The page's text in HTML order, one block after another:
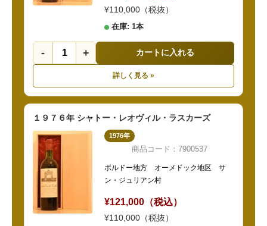
¥110,000（税抜）
在庫: 1本
- + カートに入れる
詳しく見る »
１９７６年 シャトー・レオヴィル・ラスカーズ
1976年
商品コード：7900537
ボルドー地方 オーメドック地区 サ
ン・ジュリアン村
¥121,000（税込）
¥110,000（税抜）